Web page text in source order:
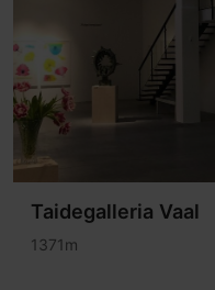
Taidegalleria Vaal
1371m